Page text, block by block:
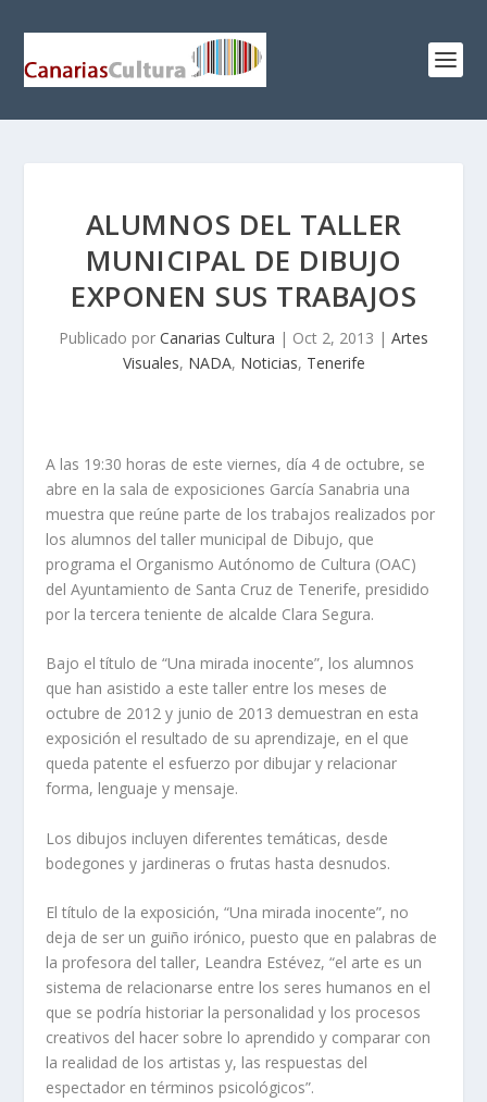
ALUMNOS DEL TALLER
MUNICIPAL DE DIBUJO
EXPONEN SUS TRABAJOS
Publicado por Canarias Cultura | Oct 2, 2013 | Artes
Visuales, NADA, Noticias, Tenerife
A las 19:30 horas de este viernes, día 4 de octubre, se
abre en la sala de exposiciones García Sanabria una
muestra que reúne parte de los trabajos realizados por
los alumnos del taller municipal de Dibujo, que
programa el Organismo Autónomo de Cultura (OAC)
del Ayuntamiento de Santa Cruz de Tenerife, presidido
por la tercera teniente de alcalde Clara Segura.
Bajo el título de “Una mirada inocente”, los alumnos
que han asistido a este taller entre los meses de
octubre de 2012 y junio de 2013 demuestran en esta
exposición el resultado de su aprendizaje, en el que
queda patente el esfuerzo por dibujar y relacionar
forma, lenguaje y mensaje.
Los dibujos incluyen diferentes temáticas, desde
bodegones y jardineras o frutas hasta desnudos.
El título de la exposición, “Una mirada inocente”, no
deja de ser un guiño irónico, puesto que en palabras de
la profesora del taller, Leandra Estévez, “el arte es un
sistema de relacionarse entre los seres humanos en el
que se podría historiar la personalidad y los procesos
creativos del hacer sobre lo aprendido y comparar con
la realidad de los artistas y, las respuestas del
espectador en términos psicológicos”.